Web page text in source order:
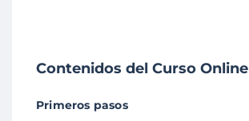
Contenidos del Curso Online
Primeros pasos